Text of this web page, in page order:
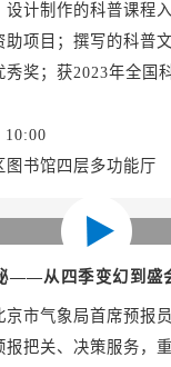
设计制作的科普课程
助项目；撰写的科普
秀奖；获2023年全国
10:00
图书馆四层多功能厅
——从四季变幻到盛
京市气象局首席预报
报把关、决策服务，